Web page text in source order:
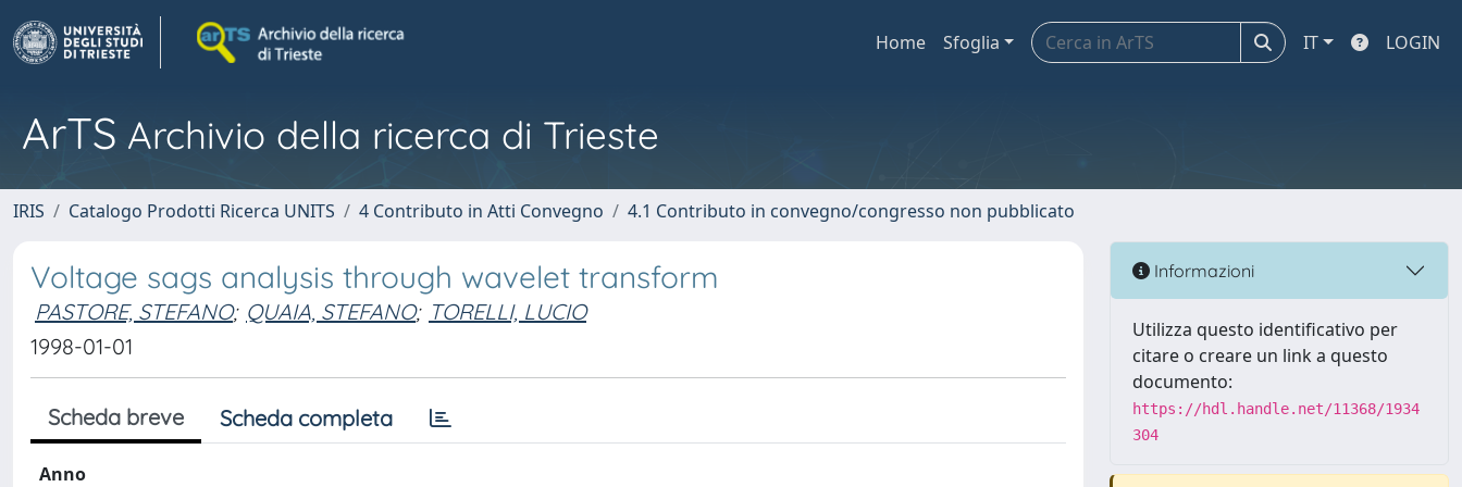
Home Sfoglia IT LOGIN
ArTS Archivio della ricerca di Trieste
IRIS Catalogo Prodotti Ricerca UNITS 4 Contributo in Atti Convegno 4.1 Contributo in convegno/congresso non pubblicato
Voltage sags analysis through wavelet transform
PASTORE, STEFANO; QUAIA, STEFANO; TORELLI, LUCIO
1998-01-01
Scheda breve Scheda completa
Anno
Informazioni
Utilizza questo identificativo per
citare o creare un link a questo
documento:
https://hdl.handle.net/11368/1934
304